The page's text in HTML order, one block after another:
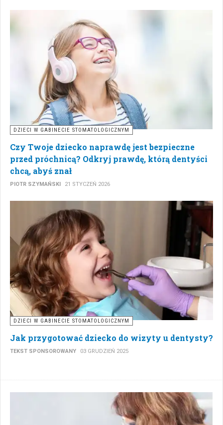
DZIECI W GABINECIE STOMATOLOGICZNYM
Czy Twoje dziecko naprawdę jest bezpieczne
przed próchnicą? Odkryj prawdę, którą dentyści
chcą, abyś znał
PIOTR SZYMAŃSKI 21 STYCZEŃ 2026
DZIECI W GABINECIE STOMATOLOGICZNYM
Jak przygotować dziecko do wizyty u dentysty?
TEKST SPONSOROWANY 03 GRUDZIEŃ 2025